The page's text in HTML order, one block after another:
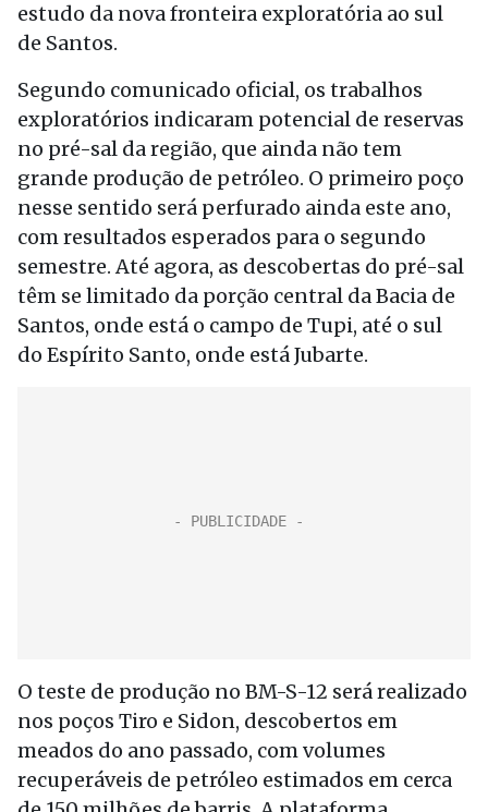
estudo da nova fronteira exploratória ao sul
de Santos.
Segundo comunicado oficial, os trabalhos
exploratórios indicaram potencial de reservas
no pré-sal da região, que ainda não tem
grande produção de petróleo. O primeiro poço
nesse sentido será perfurado ainda este ano,
com resultados esperados para o segundo
semestre. Até agora, as descobertas do pré-sal
têm se limitado da porção central da Bacia de
Santos, onde está o campo de Tupi, até o sul
do Espírito Santo, onde está Jubarte.
O teste de produção no BM-S-12 será realizado
nos poços Tiro e Sidon, descobertos em
meados do ano passado, com volumes
recuperáveis de petróleo estimados em cerca